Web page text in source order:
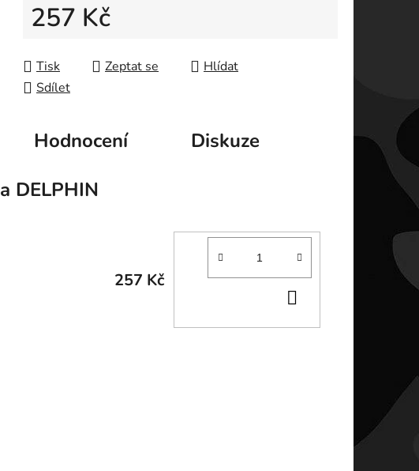
257 Kč
Tisk
Zeptat se
Hlídat
Sdílet
Hodnocení
Diskuze
DELPHIN
257 Kč
KOŠÍKU